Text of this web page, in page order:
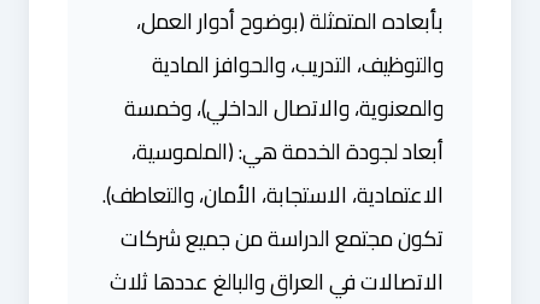
بأبعاده المتمثلة (بوضوح أدوار العمل،
والتوظيف، التدريب، والحوافز المادية
والمعنوية، والاتصال الداخلي)، وخمسة
أبعاد لجودة الخدمة هي: (الملموسية،
الاعتمادية، الاستجابة، الأمان، والتعاطف).
تكون مجتمع الدراسة من جميع شركات
الاتصالات في العراق والبالغ عددها ثلاث